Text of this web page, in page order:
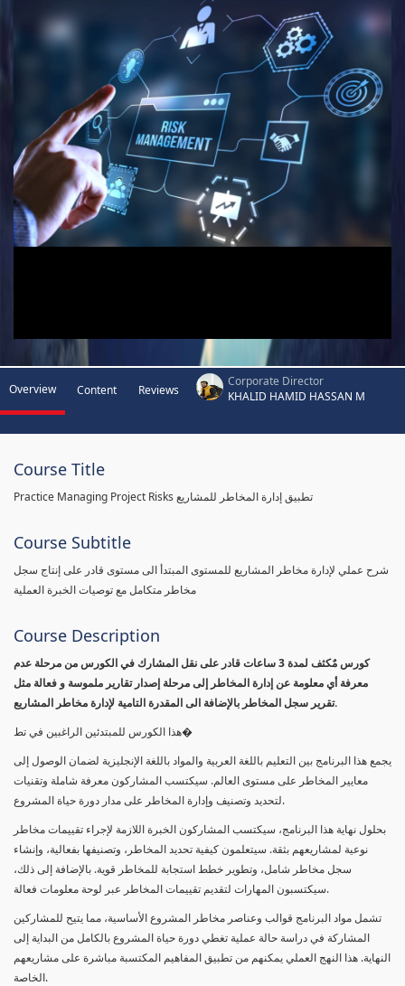
Overview Content Reviews
Corporate Director
KHALID HAMID HASSAN M
Course Title
Practice Managing Project Risks تطبيق إدارة المخاطر للمشاريع
Course Subtitle
شرح عملي لإدارة مخاطر المشاريع للمستوى المبتدأ الى مستوى قادر على إنتاج سجل
مخاطر متكامل مع توصيات الخبرة العملية
Course Description
كورس مٌكثف لمدة 3 ساعات قادر على نقل المشارك في الكورس من مرحلة عدم
معرفة أي معلومة عن إدارة المخاطر إلى مرحلة إصدار تقارير ملموسة و فعالة مثل
تقرير سجل المخاطر بالإضافة الى المقدرة التامية لإدارة مخاطر المشاريع.
هذا الكورس للمبتدئين الراغبين في تط�
يجمع هذا البرنامج بين التعليم باللغة العربية والمواد باللغة الإنجليزية لضمان الوصول إلى
معايير المخاطر على مستوى العالم. سيكتسب المشاركون معرفة شاملة وتقنيات
لتحديد وتصنيف وإدارة المخاطر على مدار دورة حياة المشروع.
بحلول نهاية هذا البرنامج، سيكتسب المشاركون الخبرة اللازمة لإجراء تقييمات مخاطر
نوعية لمشاريعهم بثقة. سيتعلمون كيفية تحديد المخاطر، وتصنيفها بفعالية، وإنشاء
سجل مخاطر شامل، وتطوير خطط استجابة للمخاطر قوية. بالإضافة إلى ذلك،
سيكتسبون المهارات لتقديم تقييمات المخاطر عبر لوحة معلومات فعالة.
تشمل مواد البرنامج قوالب وعناصر مخاطر المشروع الأساسية، مما يتيح للمشاركين
المشاركة في دراسة حالة عملية تغطي دورة حياة المشروع بالكامل من البداية إلى
النهاية. هذا النهج العملي يمكنهم من تطبيق المفاهيم المكتسبة مباشرة على مشاريعهم
الخاصة.